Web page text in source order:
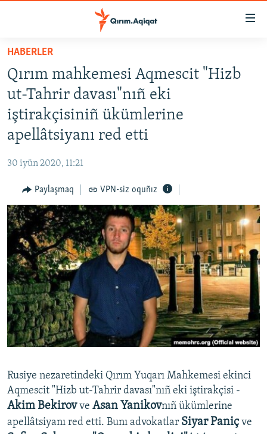
Esas
qaytmaq
Baş
navigatsiyağa
qaytmaq
Qıdıruvğa
SİYASET
İQTİSADİYAT
CEMİYET
İNSAN AQLARI
VİDEO
SÜRET
BLOGLAR
FİKİR
Русский
Українською
QOŞULIÑIZ!
RFE/RS bütün saytları
HABERLER
Qırım mahkemesi Aqmescit "Hizb
ut-Tahrir davası"nıñ eki
iştirakçisiniñ ükümlerine
apellâtsiyanı red etti
30 iyün 2020, 11:21
Paylaşmaq VPN-siz oquñız
Rusiye nezaretindeki Qırım Yuqarı Mahkemesi ekinci
Aqmescit "Hizb ut-Tahrir davası"nıñ eki iştirakçisi -
Akim Bekirovve Asan Yanikovnıñ ükümlerine
apellâtsiyanı red etti. Bunı advokatlar Siyar Paniç ve